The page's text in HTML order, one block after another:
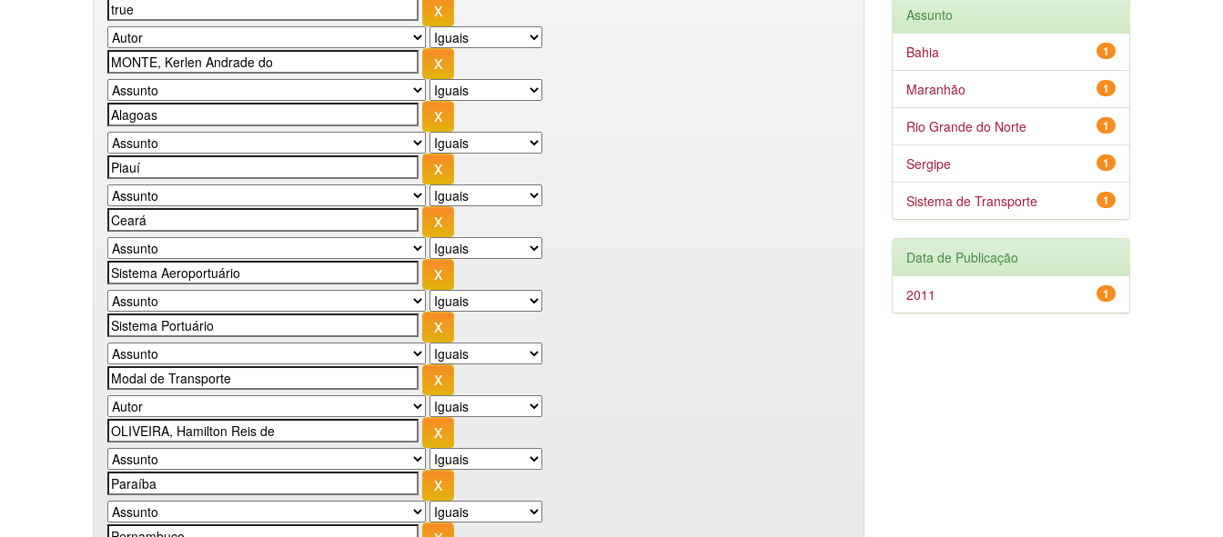
Assunto
1
Bahia
1
Maranhão
1
Rio Grande do Norte
1
Sergipe
1
Sistema de Transporte
Data de Publicação
1
2011